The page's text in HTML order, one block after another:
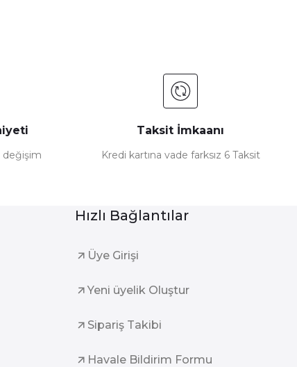
değişim
Taksit İmkaanı
Kredi kartına vade farksız 6 Taksit
Hızlı Bağlantılar
Üye Girişi
Yeni üyelik Oluştur
Sipariş Takibi
Havale Bildirim Formu